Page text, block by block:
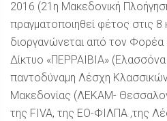
2016 (21η Μακεδονική
πραγματοποιηθεί φέτος στις 8
διοργανώνεται από τον Φορέα
Δίκτυο «ΠΕΡΡΑΙΒΙΑ»
παντοδύναμη Λέσχη
Μακεδονίας (ΛΕΚΑΜ-
της FIVA, της ΕΟ-ΦΙΛΠΑ ,της